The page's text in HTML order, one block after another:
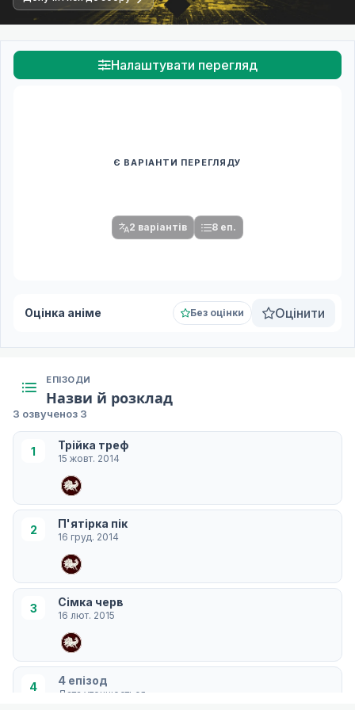
Налаштувати перегляд
Є ВАРІАНТИ ПЕРЕГЛЯДУ
2 варіантів 8 еп.
Оцінка аніме Без оцінки Оцінити
ЕПІЗОДИ
Назви й розклад
3 озвученоз 3
1 Трійка треф
15 жовт. 2014
2 П'ятірка пік
16 груд. 2014
3 Сімка черв
16 лют. 2015
4 4 епізод
Дата уточнюється